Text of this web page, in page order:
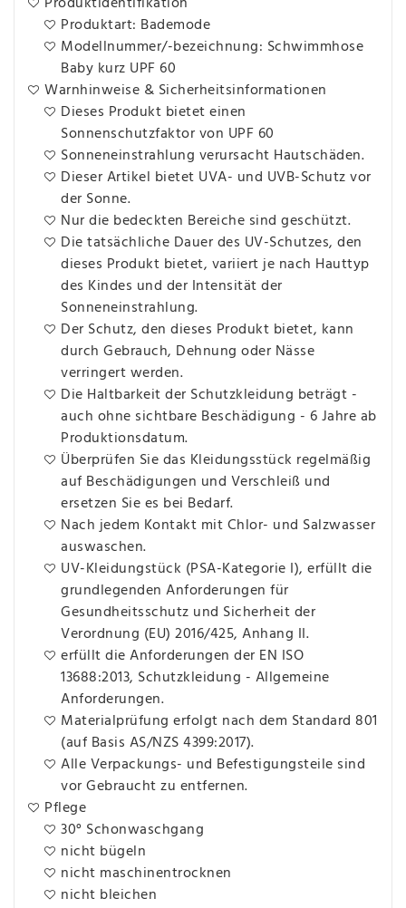
Produktart: Bademode
Modellnummer/-bezeichnung: Schwimmhose
Baby kurz UPF 60
Warnhinweise & Sicherheitsinformationen
Dieses Produkt bietet einen
Sonnenschutzfaktor von UPF 60
Sonneneinstrahlung verursacht Hautschäden.
Dieser Artikel bietet UVA- und UVB-Schutz vor
der Sonne.
Nur die bedeckten Bereiche sind geschützt.
Die tatsächliche Dauer des UV-Schutzes, den
dieses Produkt bietet, variiert je nach Hauttyp
des Kindes und der Intensität der
Sonneneinstrahlung.
Der Schutz, den dieses Produkt bietet, kann
durch Gebrauch, Dehnung oder Nässe
verringert werden.
Die Haltbarkeit der Schutzkleidung beträgt -
auch ohne sichtbare Beschädigung - 6 Jahre ab
Produktionsdatum.
Überprüfen Sie das Kleidungsstück regelmäßig
auf Beschädigungen und Verschleiß und
ersetzen Sie es bei Bedarf.
Nach jedem Kontakt mit Chlor- und Salzwasser
auswaschen.
UV-Kleidungstück (PSA-Kategorie I), erfüllt die
grundlegenden Anforderungen für
Gesundheitsschutz und Sicherheit der
Verordnung (EU) 2016/425, Anhang II.
erfüllt die Anforderungen der EN ISO
13688:2013, Schutzkleidung - Allgemeine
Anforderungen.
Materialprüfung erfolgt nach dem Standard 801
(auf Basis AS/NZS 4399:2017).
Alle Verpackungs- und Befestigungsteile sind
vor Gebraucht zu entfernen.
Pflege
30° Schonwaschgang
nicht bügeln
nicht maschinentrocknen
nicht bleichen